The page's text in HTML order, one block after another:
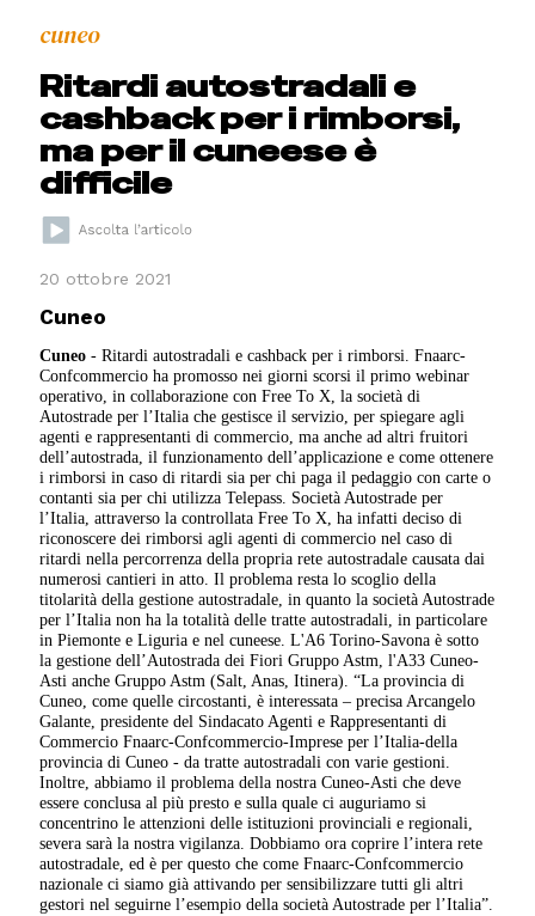
cuneo
Ritardi autostradali e
cashback per i rimborsi,
ma per il cuneese è
difficile
20 ottobre 2021
Cuneo
Cuneo - Ritardi autostradali e cashback per i rimborsi. Fnaarc-
Confcommercio ha promosso nei giorni scorsi il primo webinar
operativo, in collaborazione con Free To X, la società di
Autostrade per l’Italia che gestisce il servizio, per spiegare agli
agenti e rappresentanti di commercio, ma anche ad altri fruitori
dell’autostrada, il funzionamento dell’applicazione e come ottenere
i rimborsi in caso di ritardi sia per chi paga il pedaggio con carte o
contanti sia per chi utilizza Telepass. Società Autostrade per
l’Italia, attraverso la controllata Free To X, ha infatti deciso di
riconoscere dei rimborsi agli agenti di commercio nel caso di
ritardi nella percorrenza della propria rete autostradale causata dai
numerosi cantieri in atto. Il problema resta lo scoglio della
titolarità della gestione autostradale, in quanto la società Autostrade
per l’Italia non ha la totalità delle tratte autostradali, in particolare
in Piemonte e Liguria e nel cuneese. L'A6 Torino-Savona è sotto
la gestione dell’Autostrada dei Fiori Gruppo Astm, l'A33 Cuneo-
Asti anche Gruppo Astm (Salt, Anas, Itinera). “La provincia di
Cuneo, come quelle circostanti, è interessata – precisa Arcangelo
Galante, presidente del Sindacato Agenti e Rappresentanti di
Commercio Fnaarc-Confcommercio-Imprese per l’Italia-della
provincia di Cuneo - da tratte autostradali con varie gestioni.
Inoltre, abbiamo il problema della nostra Cuneo-Asti che deve
essere conclusa al più presto e sulla quale ci auguriamo si
concentrino le attenzioni delle istituzioni provinciali e regionali,
severa sarà la nostra vigilanza. Dobbiamo ora coprire l’intera rete
autostradale, ed è per questo che come Fnaarc-Confcommercio
nazionale ci siamo già attivando per sensibilizzare tutti gli altri
gestori nel seguirne l’esempio della società Autostrade per l’Italia”.